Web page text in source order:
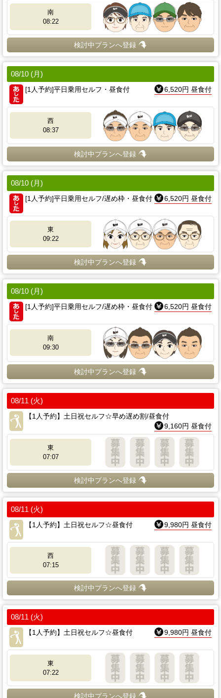
南
08:22
検討中プランへ登録
08/10 (月)
[1人予約]平日乗用セルフ・昼食付
6,520円 昼食付
西
08:37
検討中プランへ登録
08/10 (月)
[1人予約]平日乗用セルフ/遅め枠・昼食付
6,520円 昼食付
東
09:22
検討中プランへ登録
08/10 (月)
[1人予約]平日乗用セルフ/遅め枠・昼食付
6,520円 昼食付
南
09:30
検討中プランへ登録
08/11 (火)
【1人予約】土日祝セルフ☆早め遅め割/昼食付
9,160円 昼食付
東
07:07
検討中プランへ登録
08/11 (火)
【1人予約】土日祝セルフ☆昼食付
9,980円 昼食付
西
07:15
検討中プランへ登録
08/11 (火)
【1人予約】土日祝セルフ☆昼食付
9,980円 昼食付
東
07:22
検討中プランへ登録